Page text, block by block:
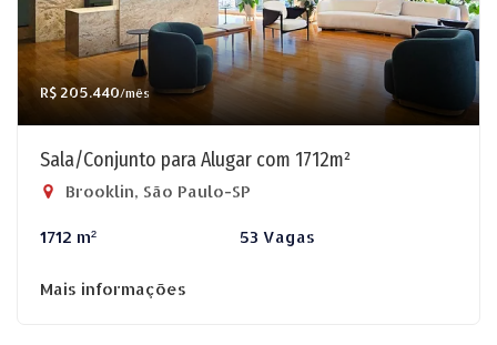
R$ 205.440/mês
Sala/Conjunto para Alugar com 1712m²
Brooklin, São Paulo-SP
1712 m² 53 Vagas
Mais informações